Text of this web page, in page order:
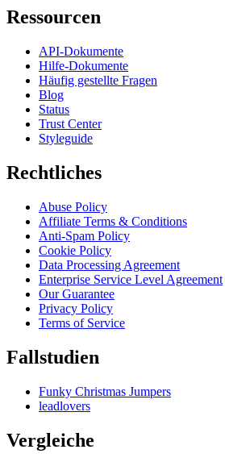
Ressourcen
API-Dokumente
Hilfe-Dokumente
Häufig gestellte Fragen
Blog
Status
Trust Center
Styleguide
Rechtliches
Abuse Policy
Affiliate Terms & Conditions
Anti-Spam Policy
Cookie Policy
Data Processing Agreement
Enterprise Service Level Agreement
Our Guarantee
Privacy Policy
Terms of Service
Fallstudien
Funky Christmas Jumpers
leadlovers
Vergleiche